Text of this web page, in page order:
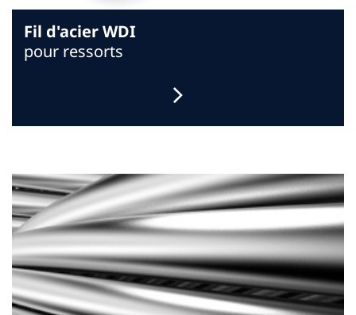
Fil d'acier WDI
pour ressorts